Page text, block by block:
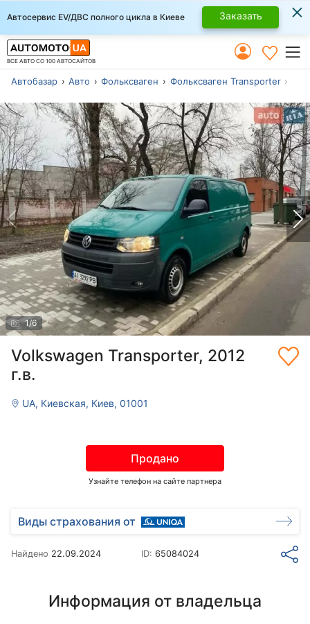
Автосервис EV/ДВС полного цикла в Киеве Заказать ×
ВСЕ АВТО СО 100 АВТОСАЙТОВ
Автобазар Авто Фольксваген Фольксваген Transporter
1/6
Volkswagen Transporter, 2012
г.в.
UA, Киевская, Киев, 01001
Продано
Узнайте телефон на сайте партнера
Виды страхования от
Найдено 22.09.2024 ID:65084024
Информация от владельца